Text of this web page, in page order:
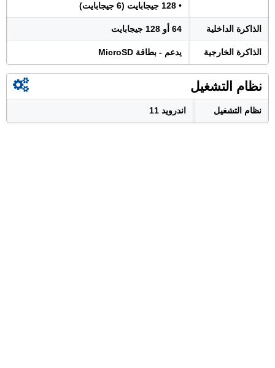
• 128 جيجابايت (6 جيجابايت)
الذاكرة الداخلية 64 أو 128 جيجابايت
الذاكرة الخارجية يدعم - بطاقة MicroSD
نظام التشغيل
نظام التشغيل اندرويد 11